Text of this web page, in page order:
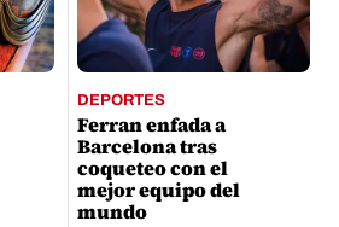
DEPORTES
Ferran enfada a
Barcelona tras
coqueteo con el
mejor equipo del
mundo